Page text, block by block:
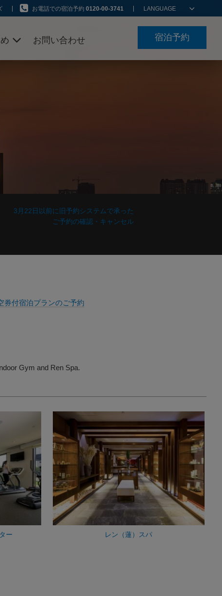
LANGUAGE
お電話での宿泊予約 0120-00-3741
宿泊予約
お問い合わせ
3月22日以前に旧予約システムで承った
ご予約の確認・キャンセル
券付宿泊プランのご予約
Gym and Ren Spa.
ー レン（蓮）スパ